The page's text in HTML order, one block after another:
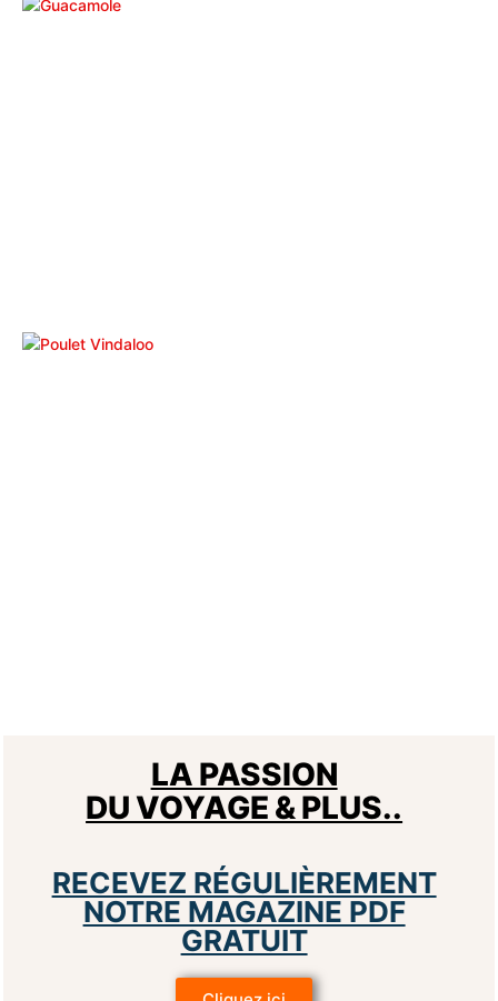
LA PASSION
DU VOYAGE & PLUS..
RECEVEZ RÉGULIÈREMENT
NOTRE MAGAZINE PDF
GRATUIT